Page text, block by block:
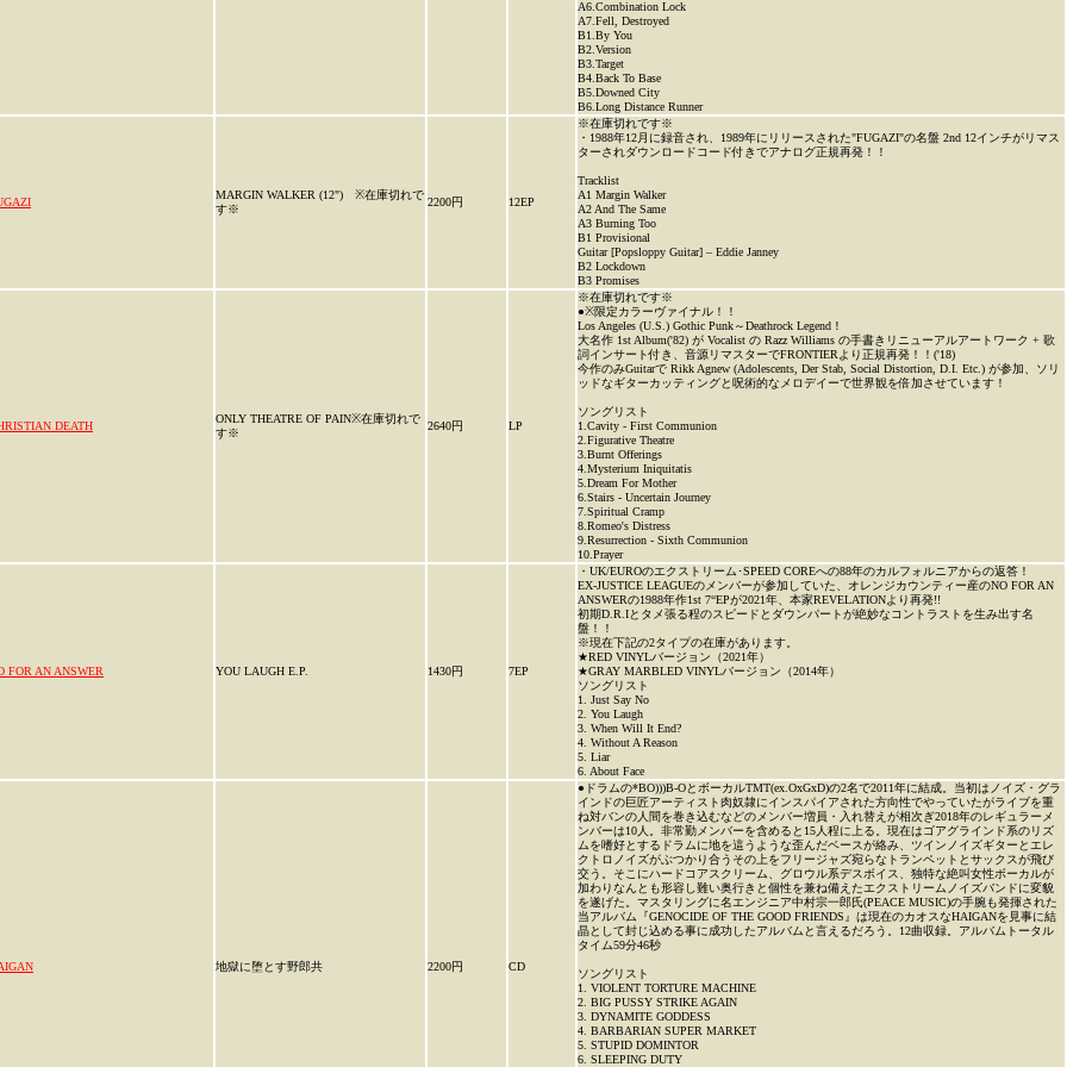
A6.Combination Lock
A7.Fell, Destroyed
B1.By You
B2.Version
B3.Target
B4.Back To Base
B5.Downed City
B6.Long Distance Runner
MARGIN WALKER (12") ※在庫切れで
す※
2200円 12EP
※在庫切れです※
・1988年12月に録音され、1989年にリリースされた"FUGAZI"の名盤 2nd 12インチがリマス
ターされダウンロードコード付きでアナログ正規再発！！
Tracklist
A1 Margin Walker
A2 And The Same
A3 Burning Too
B1 Provisional
Guitar [Popsloppy Guitar] – Eddie Janney
B2 Lockdown
B3 Promises
DEATH
ONLY THEATRE OF PAIN※在庫切れで
す※
2640円 LP
※在庫切れです※
●※限定カラーヴァイナル！！
Los Angeles (U.S.) Gothic Punk～Deathrock Legend！
大名作 1st Album('82) が Vocalist の Razz Williams の手書きリニューアルアートワーク + 歌
詞インサート付き、音源リマスターでFRONTIERより正規再発！！('18)
今作のみGuitarで Rikk Agnew (Adolescents, Der Stab, Social Distortion, D.I. Etc.) が参加、ソリ
ッドなギターカッティングと呪術的なメロデイーで世界観を倍加させています！
ソングリスト
1.Cavity - First Communion
2.Figurative Theatre
3.Burnt Offerings
4.Mysterium Iniquitatis
5.Dream For Mother
6.Stairs - Uncertain Journey
7.Spiritual Cramp
8.Romeo's Distress
9.Resurrection - Sixth Communion
10.Prayer
FOR AN ANSWER YOU LAUGH E.P. 1430円 7EP
・UK/EUROのエクストリーム･SPEED COREへの88年のカルフォルニアからの返答！
EX-JUSTICE LEAGUEのメンバーが参加していた、オレンジカウンティー産のNO FOR AN
ANSWERの1988年作1st 7“EPが2021年、本家REVELATIONより再発!!
初期D.R.Iとタメ張る程のスピードとダウンパートが絶妙なコントラストを生み出す名
盤！！
※現在下記の2タイプの在庫があります。
★RED VINYLバージョン（2021年）
★GRAY MARBLED VINYLバージョン（2014年）
ソングリスト
1. Just Say No
2. You Laugh
3. When Will It End?
4. Without A Reason
5. Liar
6. About Face
地獄に堕とす野郎共 2200円 CD
●ドラムの*BO)))B-OとボーカルTMT(ex.OxGxD)の2名で2011年に結成。当初はノイズ・グラ
インドの巨匠アーティスト肉奴隷にインスパイアされた方向性でやっていたがライブを重
ね対バンの人間を巻き込むなどのメンバー増員・入れ替えが相次ぎ2018年のレギュラーメ
ンバーは10人。非常勤メンバーを含めると15人程に上る。現在はゴアグラインド系のリズ
ムを嗜好とするドラムに地を這うような歪んだベースが絡み、ツインノイズギターとエレ
クトロノイズがぶつかり合うその上をフリージャズ宛らなトランペットとサックスが飛び
交う。そこにハードコアスクリーム、グロウル系デスボイス、独特な絶叫女性ボーカルが
加わりなんとも形容し難い奥行きと個性を兼ね備えたエクストリームノイズバンドに変貌
を遂げた。マスタリングに名エンジニア中村宗一郎氏(PEACE MUSIC)の手腕も発揮された
当アルバム『GENOCIDE OF THE GOOD FRIENDS』は現在のカオスなHAIGANを見事に結
晶として封じ込める事に成功したアルバムと言えるだろう。12曲収録。アルバムトータル
タイム59分46秒
ソングリスト
1. VIOLENT TORTURE MACHINE
2. BIG PUSSY STRIKE AGAIN
3. DYNAMITE GODDESS
4. BARBARIAN SUPER MARKET
5. STUPID DOMINTOR
6. SLEEPING DUTY